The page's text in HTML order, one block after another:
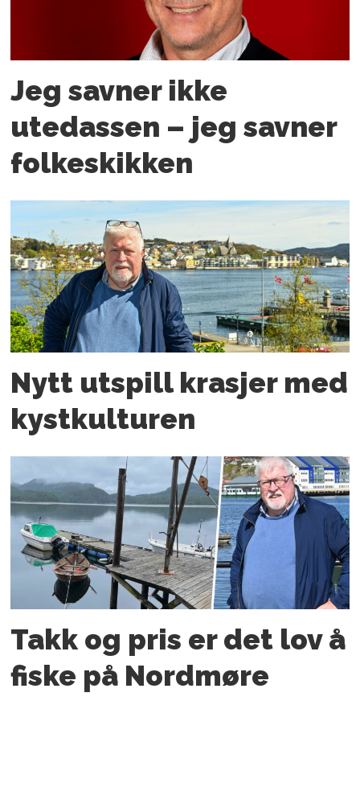
Jeg savner ikke
utedassen – jeg savner
folkeskikken
Nytt utspill krasjer med
kystkulturen
Takk og pris er det lov å
fiske på Nordmøre